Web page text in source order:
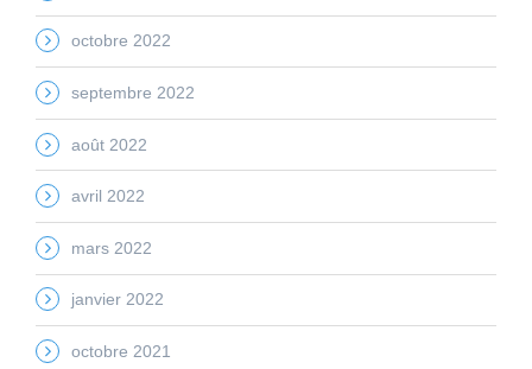
octobre 2022
septembre 2022
août 2022
avril 2022
mars 2022
janvier 2022
octobre 2021